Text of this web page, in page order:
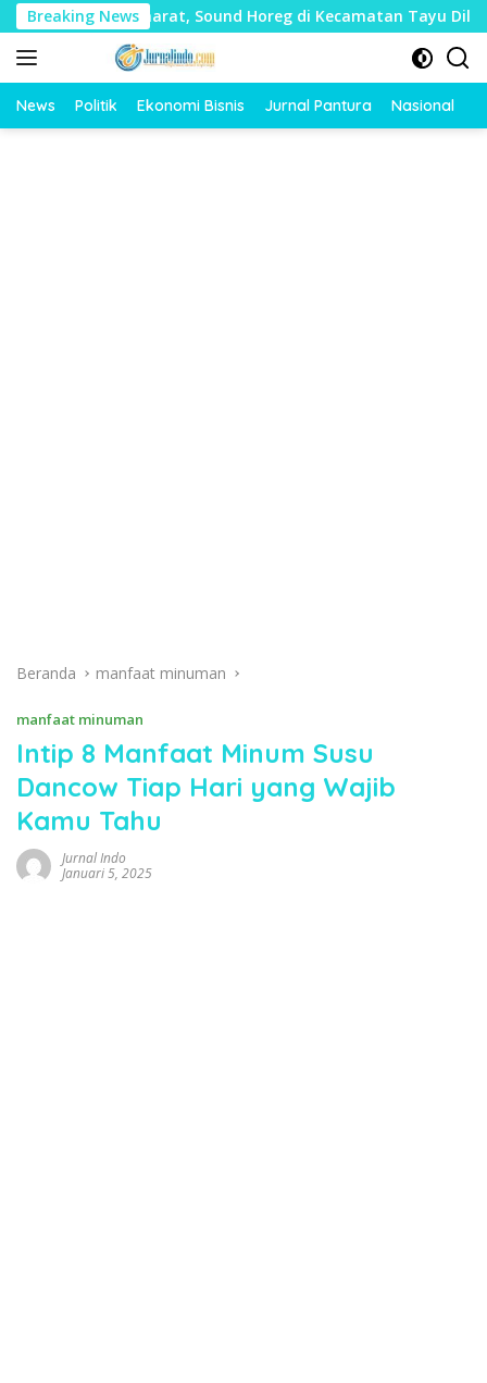
Langsung
ke
konten
Breaking News
Mudharat, Sound Horeg di Kecamatan Tayu Dilarang
News Politik Ekonomi Bisnis Jurnal Pantura Nasional
Beranda manfaat minuman
manfaat minuman
Intip 8 Manfaat Minum Susu
Dancow Tiap Hari yang Wajib
Kamu Tahu
Jurnal Indo
Januari 5, 2025